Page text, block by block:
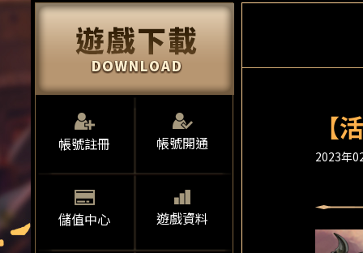
帳號註冊 帳號開通
儲值中心 遊戲資料
【
2023年